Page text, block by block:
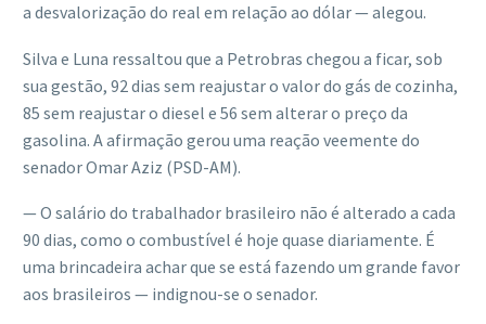
a desvalorização do real em relação ao dólar — alegou.
Silva e Luna ressaltou que a Petrobras chegou a ficar, sob
sua gestão, 92 dias sem reajustar o valor do gás de cozinha,
85 sem reajustar o diesel e 56 sem alterar o preço da
gasolina. A afirmação gerou uma reação veemente do
senador Omar Aziz (PSD-AM).
— O salário do trabalhador brasileiro não é alterado a cada
90 dias, como o combustível é hoje quase diariamente. É
uma brincadeira achar que se está fazendo um grande favor
aos brasileiros — indignou-se o senador.